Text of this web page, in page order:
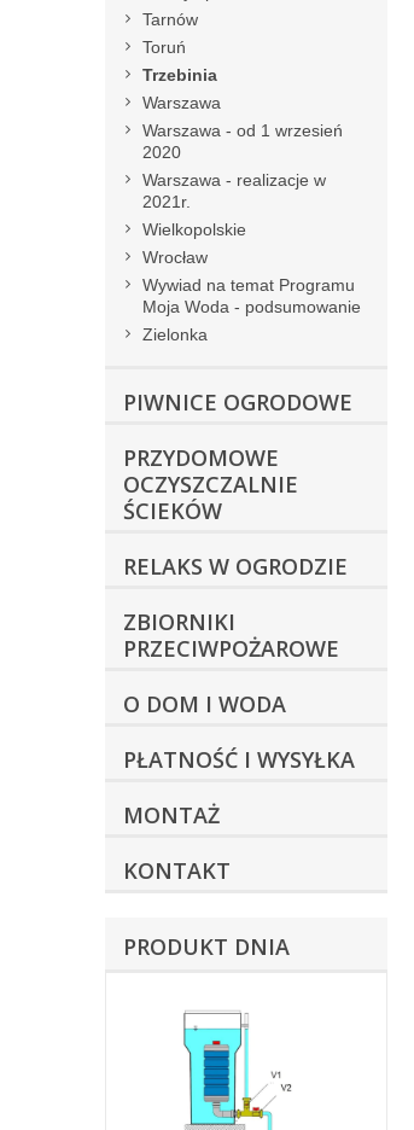
Tarnów
Toruń
Trzebinia
Warszawa
Warszawa - od 1 wrzesień
2020
Warszawa - realizacje w
2021r.
Wielkopolskie
Wrocław
Wywiad na temat Programu
Moja Woda - podsumowanie
Zielonka
PIWNICE OGRODOWE
PRZYDOMOWE
OCZYSZCZALNIE
ŚCIEKÓW
RELAKS W OGRODZIE
ZBIORNIKI
PRZECIWPOŻAROWE
O DOM I WODA
PŁATNOŚĆ I WYSYŁKA
MONTAŻ
KONTAKT
PRODUKT DNIA